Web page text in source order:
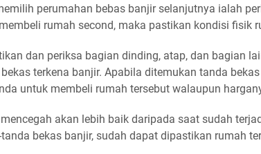
perumahan bebas banjir selanjutnya ialah
rumah second, maka pastikan kondisi fisik
dan periksa bagian dinding, atap, dan bagian
terkena banjir. Apabila ditemukan tanda
untuk membeli rumah tersebut walaupun
akan lebih baik daripada saat sudah
bekas banjir, sudah dapat dipastikan rumah